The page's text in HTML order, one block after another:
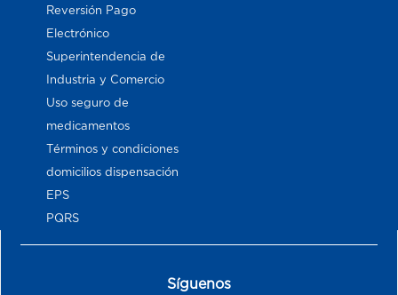
Reversión Pago
Electrónico
Superintendencia de
Industria y Comercio
Uso seguro de
medicamentos
Términos y condiciones
domicilios dispensación
EPS
PQRS
Síguenos